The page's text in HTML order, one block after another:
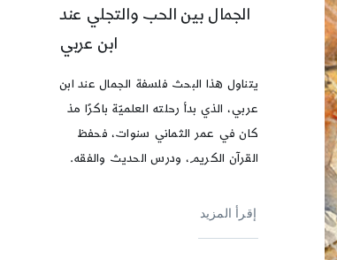
الجمال بين الحب والتجلي عند
ابن عربي
يتناول هذا البحث فلسفة الجمال عند ابن
عربي، الذي بدأ رحلته العلميّة باكرًا مذ
كان في عمر الثماني سنوات، فحفظ
القرآن الكريم، ودرس الحديث والفقه.
إقرأ المزيد